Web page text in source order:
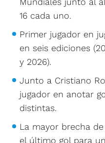
16 cada uno.
Primer jugador en
en seis ediciones
y 2026).
Junto a Cristiano
jugador en anotar
distintas.
La mayor brecha
el último gol para